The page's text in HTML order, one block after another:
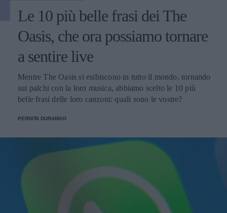
Le 10 più belle frasi dei The
Oasis, che ora possiamo tornare
a sentire live
Mentre The Oasis si esibiscono in tutto il mondo, tornando
sui palchi con la loro musica, abbiamo scelto le 10 più
belle frasi delle loro canzoni: quali sono le vostre?
PERDITA DURANGO